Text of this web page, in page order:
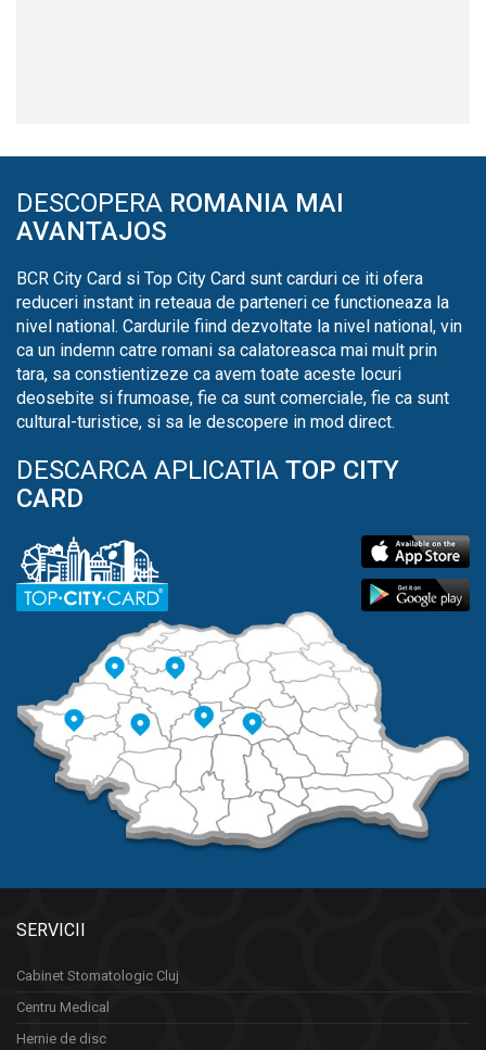
DESCOPERA ROMANIA MAI
AVANTAJOS
BCR City Card si Top City Card sunt carduri ce iti ofera
reduceri instant in reteaua de parteneri ce functioneaza la
nivel national. Cardurile fiind dezvoltate la nivel national, vin
ca un indemn catre romani sa calatoreasca mai mult prin
tara, sa constientizeze ca avem toate aceste locuri
deosebite si frumoase, fie ca sunt comerciale, fie ca sunt
cultural-turistice, si sa le descopere in mod direct.
DESCARCA APLICATIA TOP CITY
CARD
SERVICII
Cabinet Stomatologic Cluj
Centru Medical
Hernie de disc